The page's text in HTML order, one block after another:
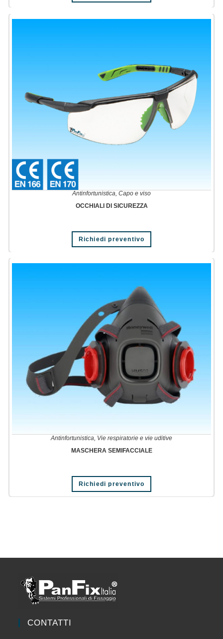
Antinfortunistica, Capo e viso
OCCHIALI DI SICUREZZA
Richiedi preventivo
Antinfortunistica Vie respiratorie e vie uditive
MASCHERA SEMIFACCIALE
Richiedi preventivo
CONTATTI